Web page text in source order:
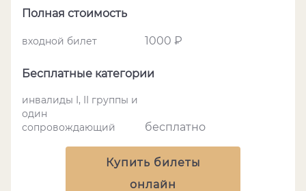
Полная стоимость
входной билет 1000 ₽
Бесплатные категории
инвалиды I, II группы и
один
сопровождающий
бесплатно
Купить билеты
онлайн